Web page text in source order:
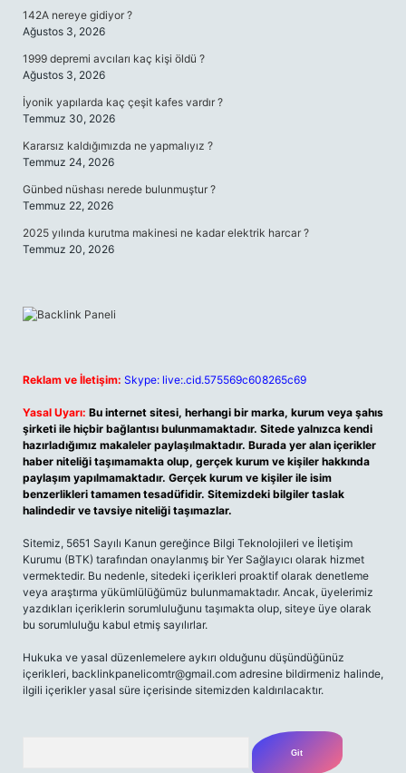
142A nereye gidiyor ?
Ağustos 3, 2026
1999 depremi avcıları kaç kişi öldü ?
Ağustos 3, 2026
İyonik yapılarda kaç çeşit kafes vardır ?
Temmuz 30, 2026
Kararsız kaldığımızda ne yapmalıyız ?
Temmuz 24, 2026
Günbed nüshası nerede bulunmuştur ?
Temmuz 22, 2026
2025 yılında kurutma makinesi ne kadar elektrik harcar ?
Temmuz 20, 2026
Reklam ve İletişim: Skype: live:.cid.575569c608265c69
Yasal Uyarı: Bu internet sitesi, herhangi bir marka, kurum veya şahıs
şirketi ile hiçbir bağlantısı bulunmamaktadır. Sitede yalnızca kendi
hazırladığımız makaleler paylaşılmaktadır. Burada yer alan içerikler
haber niteliği taşımamakta olup, gerçek kurum ve kişiler hakkında
paylaşım yapılmamaktadır. Gerçek kurum ve kişiler ile isim
benzerlikleri tamamen tesadüfidir. Sitemizdeki bilgiler taslak
halindedir ve tavsiye niteliği taşımazlar.
Sitemiz, 5651 Sayılı Kanun gereğince Bilgi Teknolojileri ve İletişim
Kurumu (BTK) tarafından onaylanmış bir Yer Sağlayıcı olarak hizmet
vermektedir. Bu nedenle, sitedeki içerikleri proaktif olarak denetleme
veya araştırma yükümlülüğümüz bulunmamaktadır. Ancak, üyelerimiz
yazdıkları içeriklerin sorumluluğunu taşımakta olup, siteye üye olarak
bu sorumluluğu kabul etmiş sayılırlar.
Hukuka ve yasal düzenlemelere aykırı olduğunu düşündüğünüz
içerikleri, backlinkpanelicomtr@gmail.com adresine bildirmeniz halinde,
ilgili içerikler yasal süre içerisinde sitemizden kaldırılacaktır.